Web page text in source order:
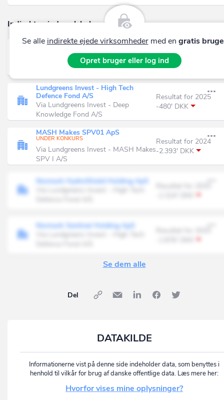
Indirekte ejede selskaber (25)
AIRbyNATURE ApS
Via Lundgreens Invest - Deep
Knowledge Fond A/S
Resultat for 2025
98' DKK
Lundgreens Invest - High Tech
Defence Fond A/S
Via Lundgreens Invest - Deep
Knowledge Fond A/S
Resultat for 2025
-480' DKK
MASH Makes SPV01 ApS
UNDER KONKURS
Via Lundgreens Invest - MASH Makes
SPV I A/S
Resultat for 2024
-2.393' DKK
Normark HydroShield Holding ApS
Normark Sentinel Holding ApS
Se alle indirekte ejede virksomhedermed en gratis
Opret bruger eller log ind
Se dem alle
Del
DATAKILDE
Informationerne vist på denne side indeholder data, som benyttes i
henhold til vilkår for brug af danske offentlige data. Læs mere her:
Hvorfor vises mine oplysninger?